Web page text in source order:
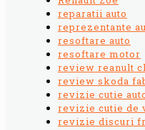
reparatii auto
reprezentante
resoftare auto
resoftare motor
review reanult
review skoda
revizie cutie
revizie cutie de
revizie discuri